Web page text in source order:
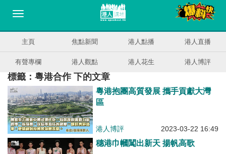
主頁 焦點新聞 港人點播 港人直播
有聲專欄 港人觀點 港人花生 港人博評
標籤：粵港合作 下的文章
粵港抱團高質發展 攜手貢獻大灣
區
港人博評 2023-03-22 16:49
穗港巾幗闖出新天 揚帆高歌